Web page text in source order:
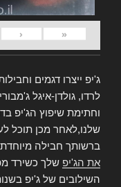
«
‹
ג'יפ ייצרו דגמים
לרדו, גולדן-איגל
וחתימת שיפוץ הג'יפ
שלנו,לאחר מכן תוכל
ברשותך חבילה
את הג'יפ שלך כשירד
השילובים של ג'יפ